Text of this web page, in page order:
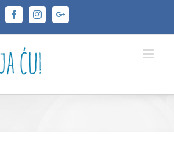
FacebookInstagramGoogle+